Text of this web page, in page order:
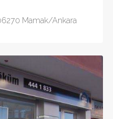
Mamak/Ankara